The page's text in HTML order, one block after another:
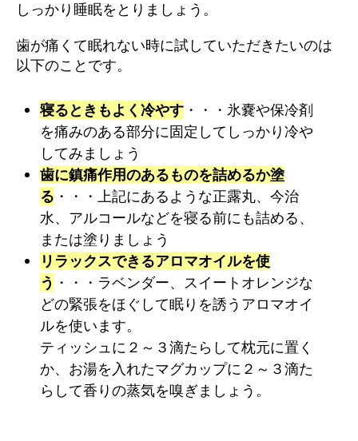
しっかり睡眠をとりましょう。
歯が痛くて眠れない時に試していただきたいのは
以下のことです。
寝るときもよく冷やす ・・・氷嚢や保冷剤
を痛みのある部分に固定してしっかり冷や
してみましょう
歯に鎮痛作用のあるものを詰めるか塗
る ・・・上記にあるような正露丸、今治
水、アルコールなどを寝る前にも詰める、
または塗りましょう
リラックスできるアロマオイルを使
う ・・・ラベンダー、スイートオレンジな
どの緊張をほぐして眠りを誘うアロマオイ
ルを使います。
ティッシュに２～３滴たらして枕元に置く
か、お湯を入れたマグカップに２～３滴た
らして香りの蒸気を嗅ぎましょう。